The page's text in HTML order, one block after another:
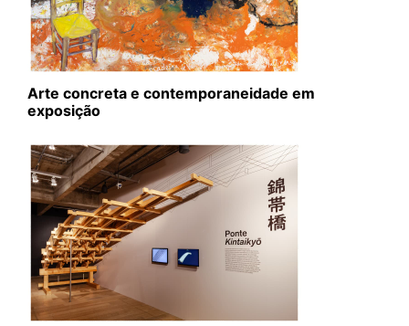
Arte concreta e contemporaneidade em
exposição